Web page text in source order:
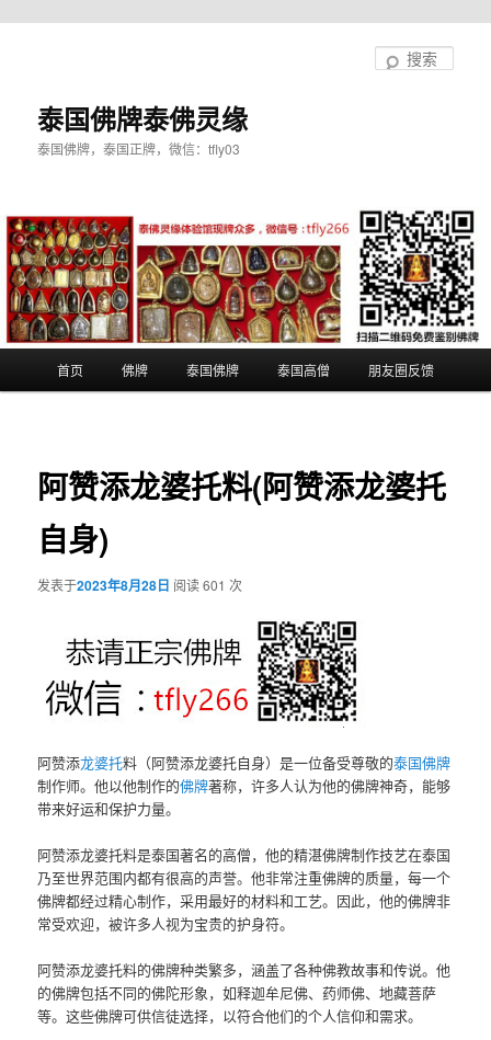
泰国佛牌泰佛灵缘
泰国佛牌，泰国正牌，微信：tfly03
首页 佛牌 泰国佛牌 泰国高僧 朋友圈反馈
阿赞添龙婆托料(阿赞添龙婆托
自身)
发表于2023年8月28日 阅读 601 次
阿赞添龙婆托料（阿赞添龙婆托自身）是一位备受尊敬的泰国佛牌
制作师。他以他制作的佛牌著称，许多人认为他的佛牌神奇，能够
带来好运和保护力量。
阿赞添龙婆托料是泰国著名的高僧，他的精湛佛牌制作技艺在泰国
乃至世界范围内都有很高的声誉。他非常注重佛牌的质量，每一个
佛牌都经过精心制作，采用最好的材料和工艺。因此，他的佛牌非
常受欢迎，被许多人视为宝贵的护身符。
阿赞添龙婆托料的佛牌种类繁多，涵盖了各种佛教故事和传说。他
的佛牌包括不同的佛陀形象，如释迦牟尼佛、药师佛、地藏菩萨
等。这些佛牌可供信徒选择，以符合他们的个人信仰和需求。